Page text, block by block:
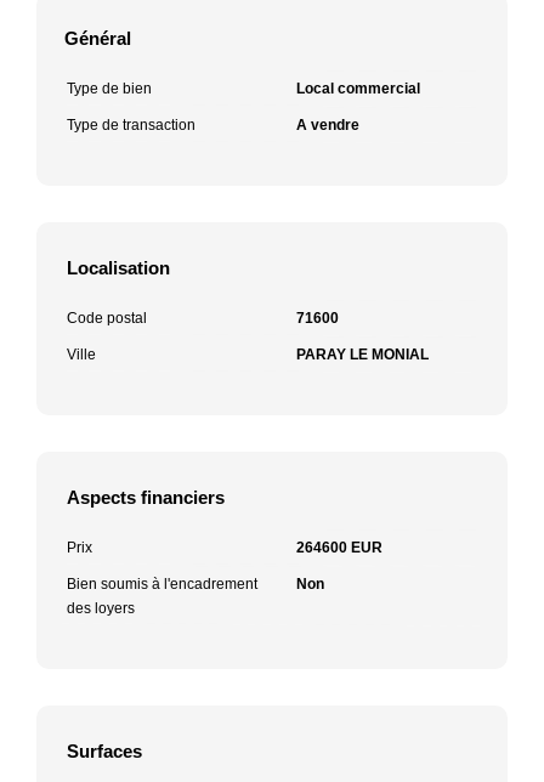
Général
Type de bien Local commercial
Type de transaction A vendre
Localisation
Code postal 71600
Ville PARAY LE MONIAL
Aspects financiers
Prix 264600 EUR
Bien soumis à l'encadrement
des loyers
Non
Surfaces